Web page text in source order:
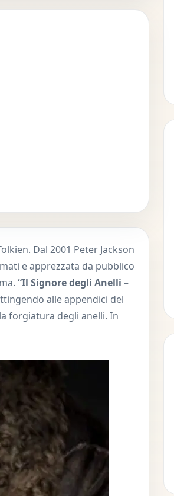
Dal 2001 Peter Jackson
e apprezzata da pubblico
“Il Signore degli Anelli –
alle appendici del
forgiatura degli anelli. In